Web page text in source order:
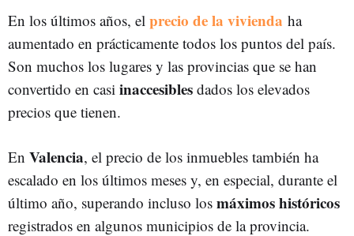
En los últimos años, el precio de la vivienda ha
aumentado en prácticamente todos los puntos del país.
Son muchos los lugares y las provincias que se han
convertido en casi inaccesibles dados los elevados
precios que tienen.
En Valencia, el precio de los inmuebles también ha
escalado en los últimos meses y, en especial, durante el
último año, superando incluso los máximos históricos
registrados en algunos municipios de la provincia.